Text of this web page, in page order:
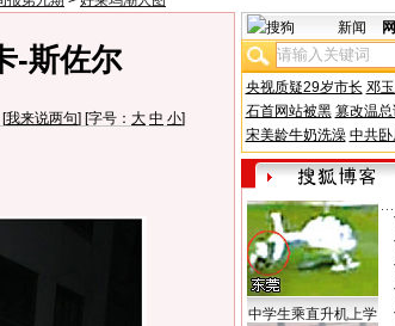
-斯佐尔
[我来说两句] [字号： 大 中 小]
新闻
央视质疑29岁市长 邓
石首网站被黑 篡改温
宋美龄牛奶洗澡 中共
中学生乘直升机上学
·
·
·
·
·